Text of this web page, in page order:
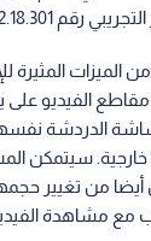
2.18.301 من واتساب.
المثيرة
الفيديو على
الدردشة
خارجية. سيتمكن
من تغيير
مع مشاهدة